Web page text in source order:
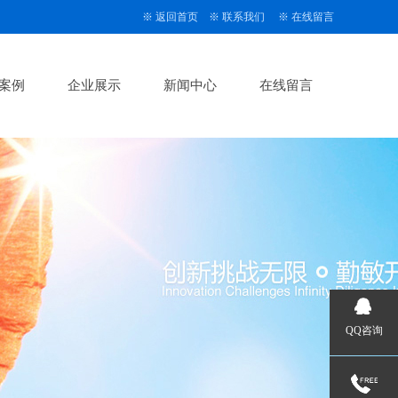
※ 返回首页 ※ 联系我们 ※ 在线留言
例 企业展示 新闻中心 在线留言
QQ咨询